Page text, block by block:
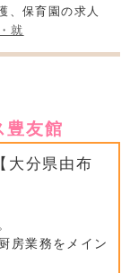
、保育園の求人
豊友館
大分県由布
房業務をメイン